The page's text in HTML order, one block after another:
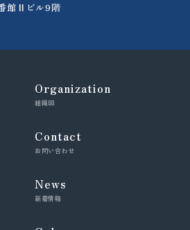
館Ⅱビル9階
Organization
組織図
Contact
お問い合わせ
News
新着情報